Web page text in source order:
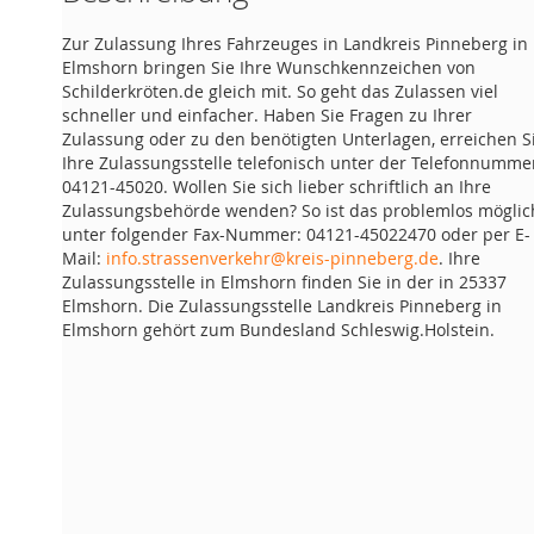
Zur Zulassung Ihres Fahrzeuges in Landkreis Pinneberg in
Elmshorn bringen Sie Ihre Wunschkennzeichen von
Schilderkröten.de gleich mit. So geht das Zulassen viel
schneller und einfacher. Haben Sie Fragen zu Ihrer
Zulassung oder zu den benötigten Unterlagen, erreichen
Ihre Zulassungsstelle telefonisch unter der
04121-45020. Wollen Sie sich lieber schriftlich an Ihre
Zulassungsbehörde wenden? So ist das problemlos
unter folgender Fax-Nummer: 04121-45022470 oder per E-
Mail: info.strassenverkehr@kreis-pinneberg.de. Ihre
Zulassungsstelle in Elmshorn finden Sie in der in 25337
Elmshorn. Die Zulassungsstelle Landkreis Pinneberg in
Elmshorn gehört zum Bundesland Schleswig.Holstein.